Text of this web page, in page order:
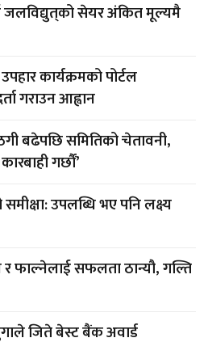
जलविद्युत्‌को सेयर अंकित मूल्यमै
कार्यक्रमको पोर्टल
गराउन आह्वान
बढेपछि समितिको चेतावनी,
गर्छाैं’
उपलब्धि भए पनि लक्ष्य
र फाल्नेलाई सफलता ठान्यौ, गल्ति
जिते बेस्ट बैंक अवार्ड